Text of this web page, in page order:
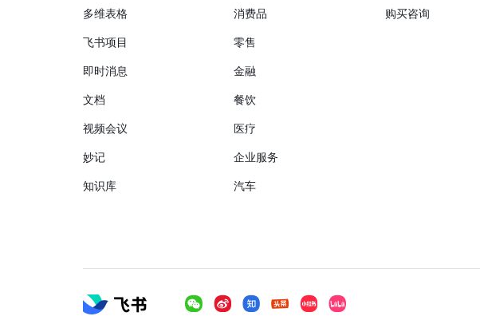
多维表格
飞书项目
即时消息
文档
视频会议
妙记
知识库
消费品
零售
金融
餐饮
医疗
企业服务
汽车
购买咨询